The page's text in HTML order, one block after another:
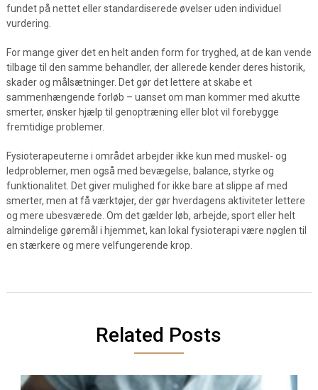
fundet på nettet eller standardiserede øvelser uden individuel
vurdering.
For mange giver det en helt anden form for tryghed, at de kan vende
tilbage til den samme behandler, der allerede kender deres historik,
skader og målsætninger. Det gør det lettere at skabe et
sammenhængende forløb – uanset om man kommer med akutte
smerter, ønsker hjælp til genoptræning eller blot vil forebygge
fremtidige problemer.
Fysioterapeuterne i området arbejder ikke kun med muskel- og
ledproblemer, men også med bevægelse, balance, styrke og
funktionalitet. Det giver mulighed for ikke bare at slippe af med
smerter, men at få værktøjer, der gør hverdagens aktiviteter lettere
og mere ubesværede. Om det gælder løb, arbejde, sport eller helt
almindelige gøremål i hjemmet, kan lokal fysioterapi være nøglen til
en stærkere og mere velfungerende krop.
Related Posts